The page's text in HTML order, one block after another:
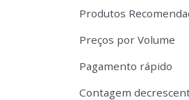
Produtos
Preços por Volume
Pagamento rápido
Contagem